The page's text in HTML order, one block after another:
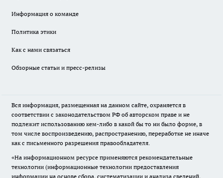
Информация о команде
Политика этики
Как с нами связаться
Обзорные статьи и пресс-релизы
Вся информация, размещенная на данном сайте, охраняется в
соответствии с законодательством РФ об авторском праве и не
подлежит использованию кем-либо в какой бы то ни было форме, в
том числе воспроизведению, распространению, переработке не иначе
как с письменного разрешения правообладателя.
«На информационном ресурсе применяются рекомендательные
технологии (информационные технологии предоставления
информации на основе сбора, систематизации и анализа сведений,